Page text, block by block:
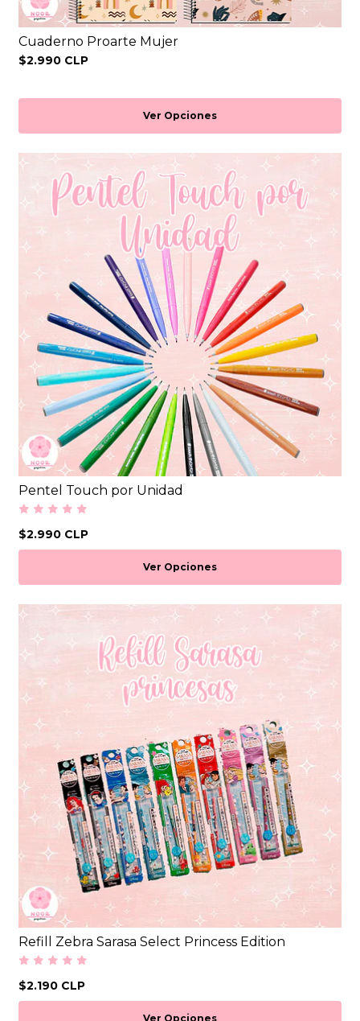
Cuaderno Proarte Mujer
$2.990 CLP
Ver Opciones
Pentel Touch por Unidad
$2.990 CLP
Ver Opciones
Refill Zebra Sarasa Select Princess Edition
$2.190 CLP
Ver Opciones